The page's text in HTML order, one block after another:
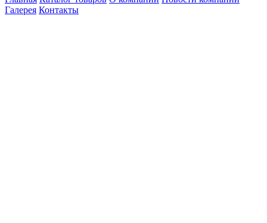
Галерея Контакты